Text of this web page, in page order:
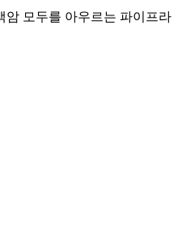
암 모두를 아우르는 파이프라